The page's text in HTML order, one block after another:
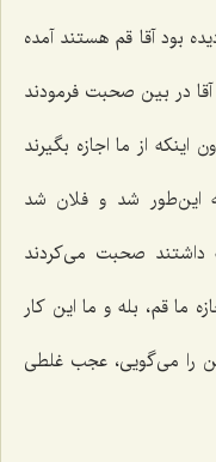
بود آقا قم هستند آمده
در بین صحبت فرمودند
اینکه از ما اجازه بگیرند
این‌طور شد و فلان شد
صحبت می‌کردند
ما قم، بله و ما این کار
را می‌گویی، عجب غلطی